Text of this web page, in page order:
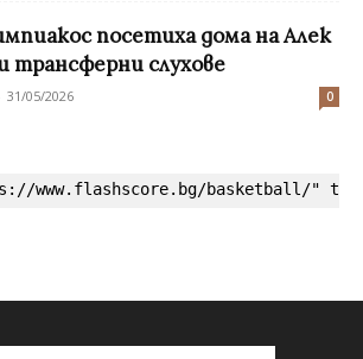
посетиха дома на Алек
трансферни слухове
31/05/2026 0
www.flashscore.bg/basketball/"